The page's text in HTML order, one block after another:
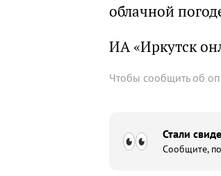
облачной
ИА «Иркутск
Чтобы сообщить об
Стали
Сообщите,